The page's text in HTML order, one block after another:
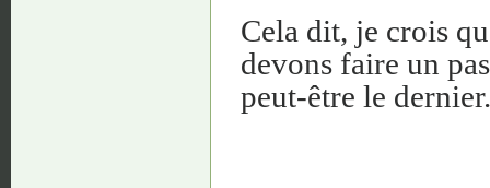
Cela dit, je crois
devons faire un
peut-être le dernier.